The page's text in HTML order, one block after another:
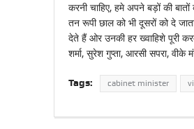
करनी चाहिए, हमे अपने बड़ों की
तन रूपी छाल को भी दूसरों को दे
देते हैं ओर उनकी हर ख्वाहिशे पूरी
शर्मा, सुरेश गुप्ता, आरसी सपरा, वीके
Tags: cabinet minister